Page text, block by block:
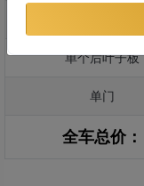
单个后叶子板
单门
全车总价：